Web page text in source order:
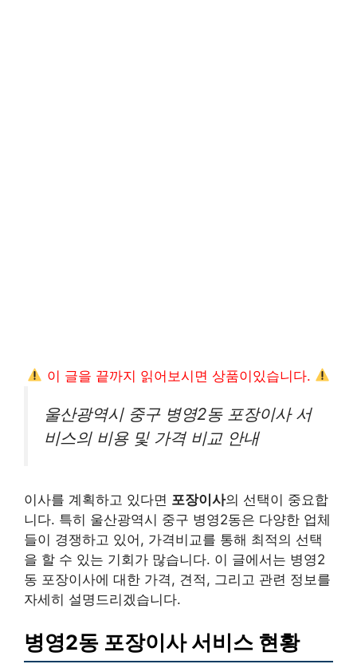
이 글을 끝까지 읽어보시면 상품이있습니다.
울산광역시 중구 병영2동 포장이사 서
비스의 비용 및 가격 비교 안내
이사를 계획하고 있다면 포장이사의 선택이 중요합
니다. 특히 울산광역시 중구 병영2동은 다양한 업체
들이 경쟁하고 있어, 가격비교를 통해 최적의 선택
을 할 수 있는 기회가 많습니다. 이 글에서는 병영2
동 포장이사에 대한 가격, 견적, 그리고 관련 정보를
자세히 설명드리겠습니다.
병영2동 포장이사 서비스 현황